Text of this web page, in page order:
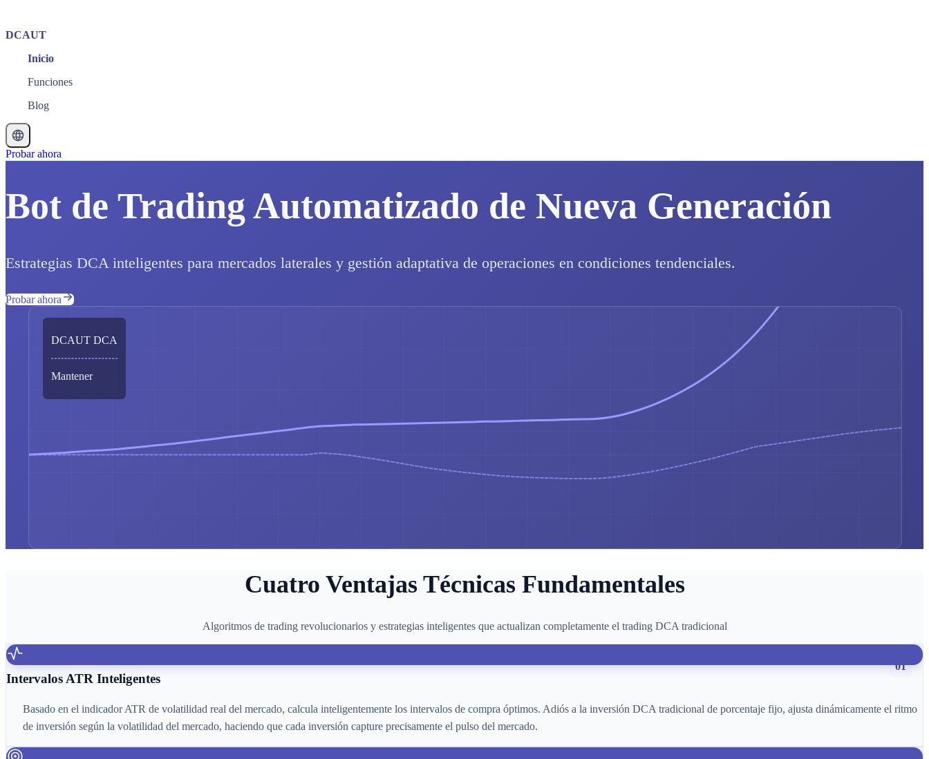
DCAUT
Inicio
Funciones
Blog
Probar ahora
Bot de Trading Automatizado de Nueva Generación
Estrategias DCA inteligentes para mercados laterales y gestión adaptativa de operaciones en condiciones tendenciales.
Probar ahora
DCAUT DCA
Mantener
Cuatro Ventajas Técnicas Fundamentales
Algoritmos de trading revolucionarios y estrategias inteligentes que actualizan completamente el trading DCA tradicional
01
Intervalos ATR Inteligentes
Basado en el indicador ATR de volatilidad real del mercado, calcula inteligentemente los intervalos de compra óptimos. Adiós a la inversión DCA tradicional de porcentaje fijo, ajusta dinámicamente el ritmo
de inversión según la volatilidad del mercado, haciendo que cada inversión capture precisamente el pulso del mercado.